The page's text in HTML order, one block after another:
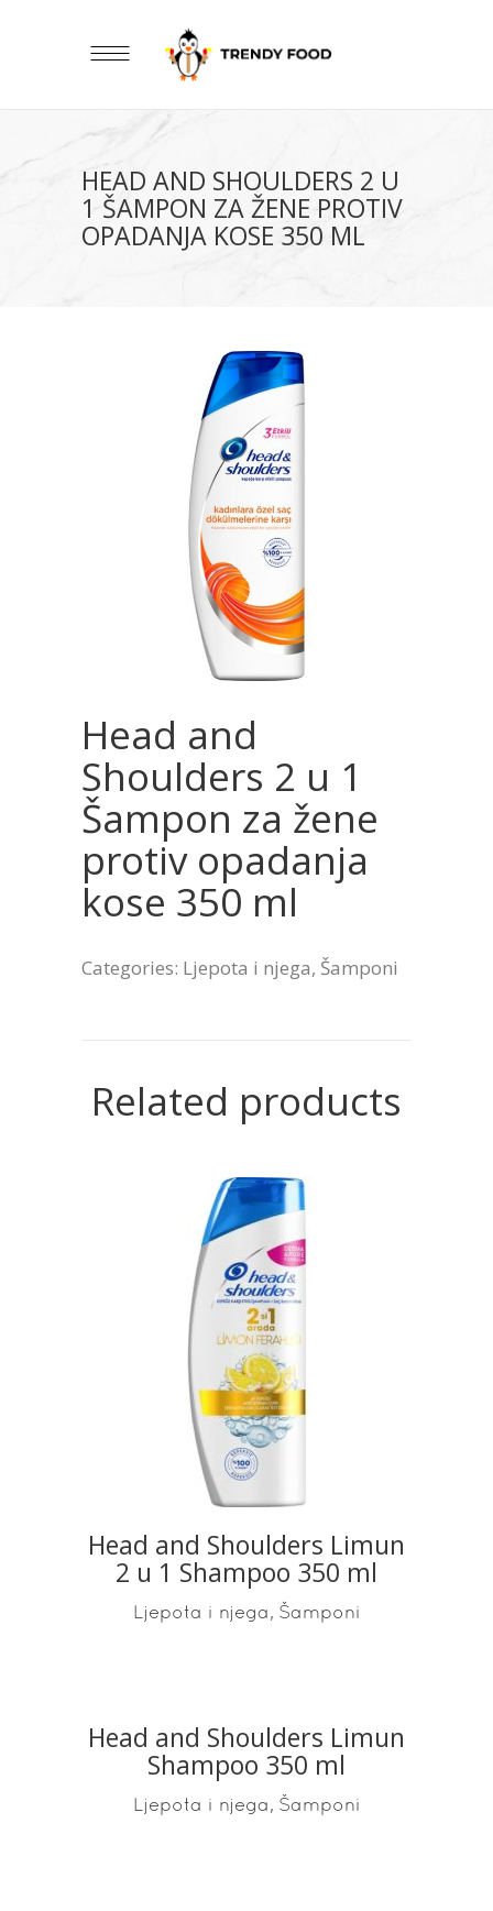
HEAD AND SHOULDERS 2 U
1 ŠAMPON ZA ŽENE PROTIV
OPADANJA KOSE 350 ML
Head and
Shoulders 2 u 1
Šampon za žene
protiv opadanja
kose 350 ml
Categories: Ljepota i njega, Šamponi
Related products
READ MORE
Head and Shoulders Limun
2 u 1 Shampoo 350 ml
Ljepota i njega, Šamponi
READ MORE
Head and Shoulders Limun
Shampoo 350 ml
Ljepota i njega, Šamponi